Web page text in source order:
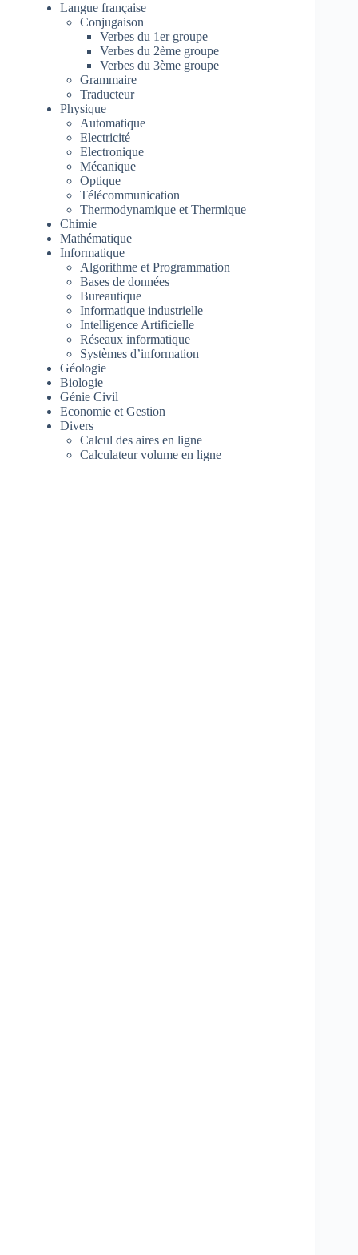
Langue française
Conjugaison
Verbes du 1er groupe
Verbes du 2ème groupe
Verbes du 3ème groupe
Grammaire
Traducteur
Physique
Automatique
Electricité
Electronique
Mécanique
Optique
Télécommunication
Thermodynamique et Thermique
Chimie
Mathématique
Informatique
Algorithme et Programmation
Bases de données
Bureautique
Informatique industrielle
Intelligence Artificielle
Réseaux informatique
Systèmes d’information
Géologie
Biologie
Génie Civil
Economie et Gestion
Divers
Calcul des aires en ligne
Calculateur volume en ligne